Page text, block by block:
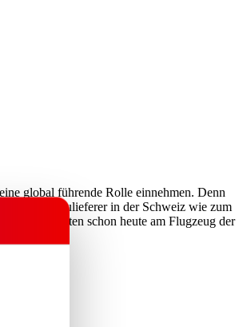
global führende Rolle einnehmen. Denn
und Zulieferer in der Schweiz wie zum
arbeiten schon heute am Flugzeug der